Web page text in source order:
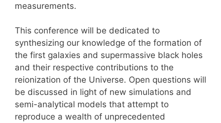
measurements.
This conference will be dedicated to
synthesizing our knowledge of the formation of
the first galaxies and supermassive black holes
and their respective contributions to the
reionization of the Universe. Open questions will
be discussed in light of new simulations and
semi-analytical models that attempt to
reproduce a wealth of unprecedented